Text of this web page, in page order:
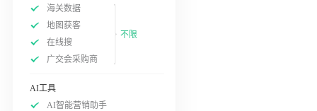
海关数据
地图获客
在线搜
广交会采购商
不限
AI工具
AI智能营销助手